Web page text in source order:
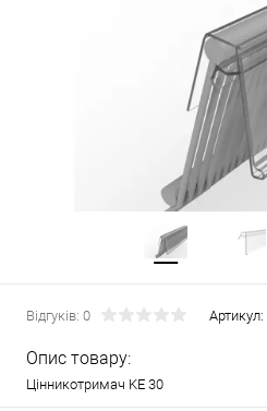
Відгуків: 0 Артикул:
Опис товару:
Цінникотримач KE 30